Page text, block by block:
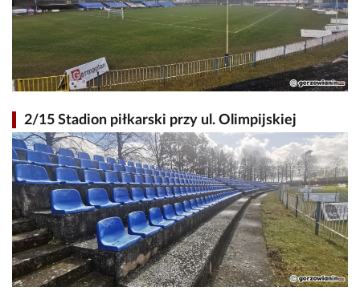
2/15 Stadion piłkarski przy ul. Olimpijskiej